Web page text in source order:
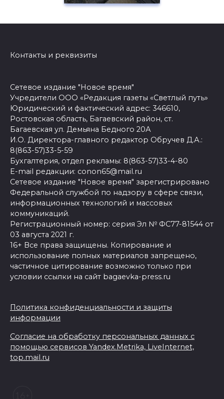
Контакты и реквизиты
Сетевое издание "Новое время"
Учредители ООО «Редакция газеты «Светлый путь»
Юридический и фактический адрес: 346610,
Ростовская область, Багаевский район, ст.
Багаевская ул. Демьяна Бедного 20А
И.О. Директора-главного редактор Обручев Д.А.:
8(863-57)33-5-59
Бухгалтерия, отдел рекламы: 8(863-57)33-4-80
E-mail редакции: conon65@mail.ru
Сетевое издание "Новое время" зарегистрировано
Федеральной службой по надзору в сфере связи,
информационных технологий и массовых
коммуникаций.
Регистрационный номер: серия Эл № ФС77-81544 от
03 августа 2021 г.
16+ Все права защищены. Копирование и
использование полных материалов запрещено,
частичное цитирование возможно только при
условии ссылки на сайт bagaevka-press.ru
Политика конфиденциальности и защиты
информации
Согласие на обработку персональных данных с
помощью сервисов Yandex.Metrika, LiveInternet,
top.mail.ru